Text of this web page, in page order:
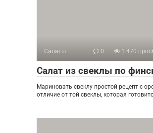
Салаты 0 1 470
Салат из свеклы по
Мариновать свеклу простой рецепт с
отличие от той свеклы, которая